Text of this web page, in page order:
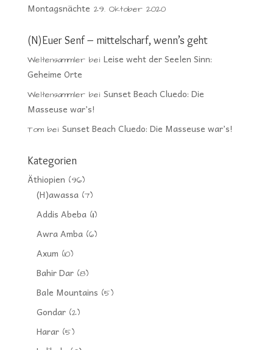
Montagsnächte 29. Oktober 2020
(N)Euer Senf – mittelscharf, wenn’s geht
Weltensammlerbei Leise weht der Seelen Sinn:
Geheime Orte
Weltensammlerbei Sunset Beach Cluedo: Die
Masseuse war’s!
Tombei Sunset Beach Cluedo: Die Masseuse war’s!
Kategorien
Äthiopien (96)
(H)awassa(7)
Addis Abeba(11)
Awra Amba(6)
Axum (10)
Bahir Dar(8)
Bale Mountains (5)
Gondar(2)
Harar(5)